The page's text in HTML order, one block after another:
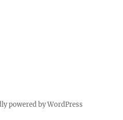
powered by WordPress